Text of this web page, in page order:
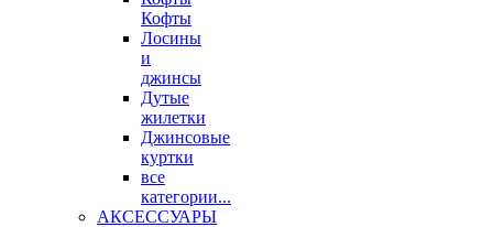
Кофты
Лосины
и
джинсы
Дутые
жилетки
Джинсовые
куртки
все
категории...
АКСЕССУАРЫ